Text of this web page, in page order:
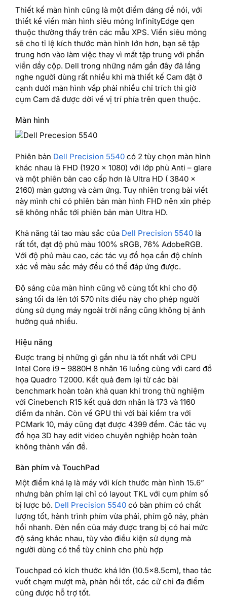
Thiết kế màn hình cũng là một điểm đáng để nói, với
thiết kế viền màn hình siêu mỏng InfinityEdge qen
thuộc thường thấy trên các mẫu XPS. Viền siêu mỏng
sẽ cho tỉ lệ kích thước màn hình lớn hơn, bạn sẽ tập
trung hơn vào làm việc thay vì mất tập trung với phần
viền dầy cộp. Dell trong những năm gần đây đã lắng
nghe người dùng rất nhiều khi mà thiết kế Cam đặt ở
cạnh dưới màn hình vấp phải nhiều chỉ trích thì giờ
cụm Cam đã được dời về vị trí phía trên quen thuộc.
Màn hình
Phiên bản Dell Precision 5540 có 2 tùy chọn màn hình
khác nhau là FHD (1920 x 1080) với lớp phủ Anti – glare
và một phiên bản cao cấp hơn là Ultra HD ( 3840 x
2160) màn gương và cảm ứng. Tuy nhiên trong bài viết
này mình chỉ có phiên bản màn hình FHD nên xin phép
sẽ không nhắc tới phiên bản màn Ultra HD.
Khả năng tái tao màu sắc của Dell Precision 5540 là
rất tốt, đạt độ phủ màu 100% sRGB, 76% AdobeRGB.
Với độ phủ màu cao, các tác vụ đồ họa cần độ chính
xác về màu sắc máy đều có thể đáp ứng được.
Độ sáng của màn hình cũng vô cùng tốt khi cho độ
sáng tối đa lên tới 570 nits điều này cho phép người
dùng sử dụng máy ngoài trời nắng cũng không bị ảnh
hưởng quá nhiều.
Hiệu năng
Được trang bị những gì gần như là tốt nhất với CPU
Intel Core i9 – 9880H 8 nhân 16 luồng cùng với card đồ
họa Quadro T2000. Kết quả đem lại từ các bài
benchmark hoàn toàn khả quan khi trong thử nghiệm
với Cinebench R15 kết quả đơn nhân là 173 và 1160
điểm đa nhân. Còn về GPU thì với bài kiểm tra với
PCMark 10, máy cũng đạt được 4399 đểm. Các tác vụ
đồ họa 3D hay edit video chuyên nghiệp hoàn toàn
không thành vấn đề.
Bàn phím và TouchPad
Một điểm khá lạ là máy với kích thước màn hình 15.6”
nhưng bàn phím lại chỉ có layout TKL với cụm phím số
bị lược bỏ. Dell Precision 5540 có bàn phím có chất
lượng tốt, hành trình phím vừa phải, phím gõ nảy, phản
hồi nhanh. Đèn nền của máy được trang bị có hai mức
độ sáng khác nhau, tùy vào điều kiện sử dụng mà
người dùng có thể tùy chỉnh cho phù hợp
Touchpad có kích thước khá lớn (10.5×8.5cm), thao tác
vuốt chạm mượt mà, phản hồi tốt, các cử chỉ đa điểm
cũng được hỗ trợ tốt.